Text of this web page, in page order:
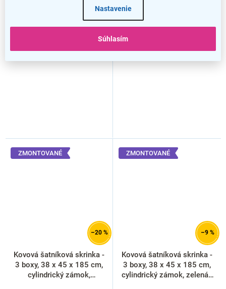
Nastavenie
Súhlasím
Kovová šatníková skrinka -
3 boxy, 38 x 45 x 196,5 cm,
zámok, modrá - ral 5012
Kovová šatníková skrinka -
3 boxy, 38 x 45 x 196,5 cm,
zámok, svetlo sivá - ral
7035
ZMONTOVANÉ
–20 %
Kovová šatníková skrinka -
3 boxy, 38 x 45 x 185 cm,
cylindrický zámok,
ZMONTOVANÉ
–9 %
Kovová šatníková skrinka -
3 boxy, 38 x 45 x 185 cm,
cylindrický zámok, zelená -